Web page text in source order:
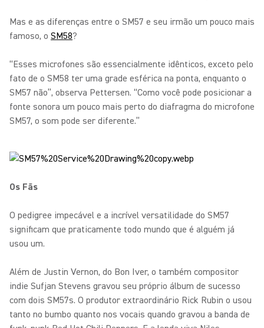
Mas e as diferenças entre o SM57 e seu irmão um pouco mais
famoso, o SM58?
“Esses microfones são essencialmente idênticos, exceto pelo
fato de o SM58 ter uma grade esférica na ponta, enquanto o
SM57 não”, observa Pettersen. “Como você pode posicionar a
fonte sonora um pouco mais perto do diafragma do microfone
SM57, o som pode ser diferente.”
Os Fãs
O pedigree impecável e a incrível versatilidade do SM57
significam que praticamente todo mundo que é alguém já
usou um.
Além de Justin Vernon, do Bon Iver, o também compositor
indie Sufjan Stevens gravou seu próprio álbum de sucesso
com dois SM57s. O produtor extraordinário Rick Rubin o usou
tanto no bumbo quanto nos vocais quando gravou a banda de